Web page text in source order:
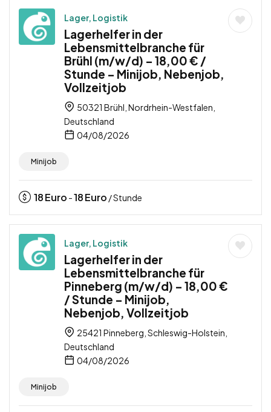
Lager, Logistik
Lagerhelfer in der
Lebensmittelbranche für
Brühl (m/w/d) – 18,00 € /
Stunde – Minijob, Nebenjob,
Vollzeitjob
50321 Brühl, Nordrhein-Westfalen,
Deutschland
04/08/2026
Minijob
18Euro -18Euro / Stunde
Lager, Logistik
Lagerhelfer in der
Lebensmittelbranche für
Pinneberg (m/w/d) – 18,00 €
/ Stunde – Minijob,
Nebenjob, Vollzeitjob
25421 Pinneberg, Schleswig-Holstein,
Deutschland
04/08/2026
Minijob